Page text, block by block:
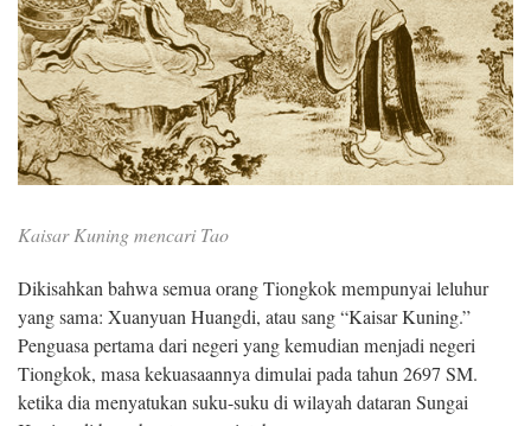
Kaisar Kuning mencari Tao
Dikisahkan bahwa semua orang Tiongkok mempunyai leluhur
yang sama: Xuanyuan Huangdi, atau sang “Kaisar Kuning.”
Penguasa pertama dari negeri yang kemudian menjadi negeri
Tiongkok, masa kekuasaannya dimulai pada tahun 2697 SM.
ketika dia menyatukan suku-suku di wilayah dataran Sungai